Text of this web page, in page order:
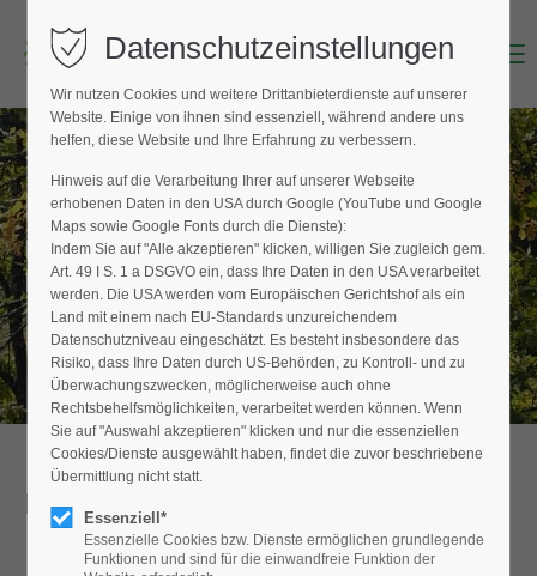
Login
Benutzername (E-Mailadresse)
Passwort
Anmelden
Register|Lost your password?
Support
Menu
BAUMPFLEGER FINDEN
Hier finden Sie den Fachbetrieb in Ihrer
Nähe
Detailansicht
Datenschutzeinstellungen
Wir nutzen Cookies und weitere Drittanbieterdienste auf unserer
Website. Einige von ihnen sind essenziell, während andere uns
helfen, diese Website und Ihre Erfahrung zu verbessern.
Hinweis auf die Verarbeitung Ihrer auf unserer Webseite
erhobenen Daten in den USA durch Google (YouTube und Google
Maps sowie Google Fonts durch die Dienste):
Indem Sie auf "Alle akzeptieren" klicken, willigen Sie zugleich gem.
Art. 49 I S. 1 a DSGVO ein, dass Ihre Daten in den USA verarbeitet
werden. Die USA werden vom Europäischen Gerichtshof als ein
Land mit einem nach EU-Standards unzureichendem
Datenschutzniveau eingeschätzt. Es besteht insbesondere das
Risiko, dass Ihre Daten durch US-Behörden, zu Kontroll- und zu
Überwachungszwecken, möglicherweise auch ohne
Rechtsbehelfsmöglichkeiten, verarbeitet werden können. Wenn
Sie auf "Auswahl akzeptieren" klicken und nur die essenziellen
Cookies/Dienste ausgewählt haben, findet die zuvor beschriebene
Übermittlung nicht statt.
Essenziell*
Essenzielle Cookies bzw. Dienste ermöglichen grundlegende
Funktionen und sind für die einwandfreie Funktion der